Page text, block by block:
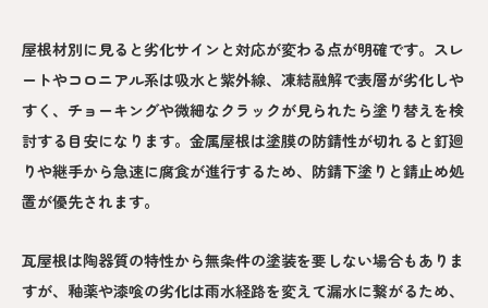
屋根材別に見ると劣化サインと対応が変わる点が明確です。スレ
ートやコロニアル系は吸水と紫外線、凍結融解で表層が劣化しや
すく、チョーキングや微細なクラックが見られたら塗り替えを検
討する目安になります。金属屋根は塗膜の防錆性が切れると釘廻
りや継手から急速に腐食が進行するため、防錆下塗りと錆止め処
置が優先されます。
瓦屋根は陶器質の特性から無条件の塗装を要しない場合もありま
すが、釉薬や漆喰の劣化は雨水経路を変えて漏水に繋がるため、